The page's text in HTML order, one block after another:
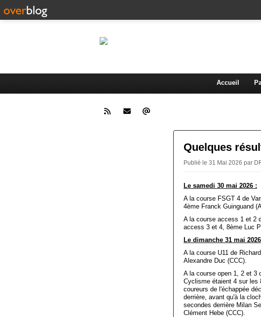
Accueil
Quelques
Publié le 31 Mai 2026 par
Le samedi 30 mai 2026 :
A la course FSGT 4 de
4ème Franck Guinguand
A la course access 1 et 2
access 3 et 4, 8ème Luc
Le dimanche 31 mai
A la course U11 de
Alexandre Duc (CCC).
A la course open 1, 2 et 3
Cyclisme étaient 4 sur les
coureurs de l'échappée
derrière, avant qu'à la
secondes derrière Milan
Clément Hebe (CCC).